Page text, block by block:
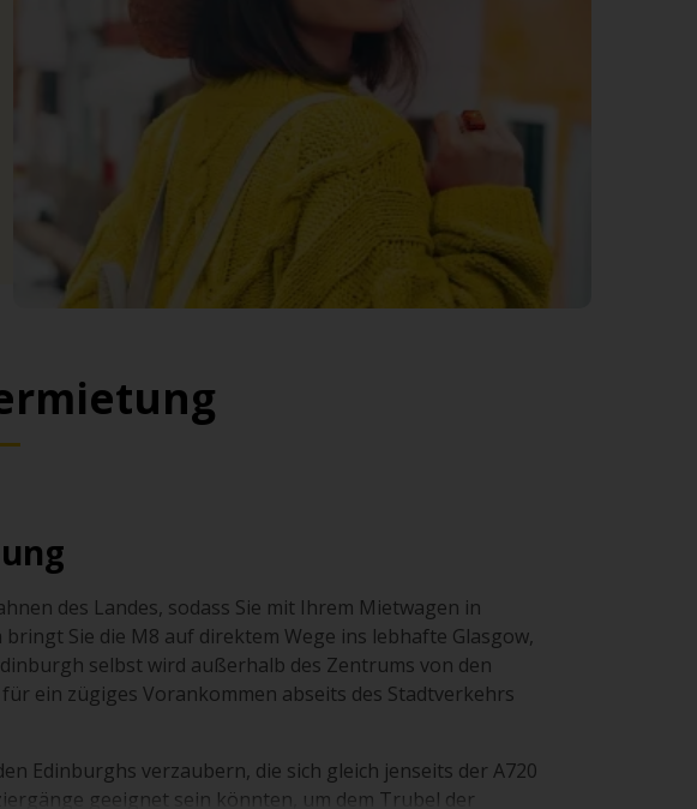
des Landes, sodass Sie mit Ihrem Mietwagen in
Sie die M8 auf direktem Wege ins lebhafte Glasgow,
selbst wird außerhalb des Zentrums von den
ein zügiges Vorankommen abseits des Stadtverkehrs
Edinburghs verzaubern, die sich gleich jenseits der A720
geeignet sein könnten, um dem Trubel der